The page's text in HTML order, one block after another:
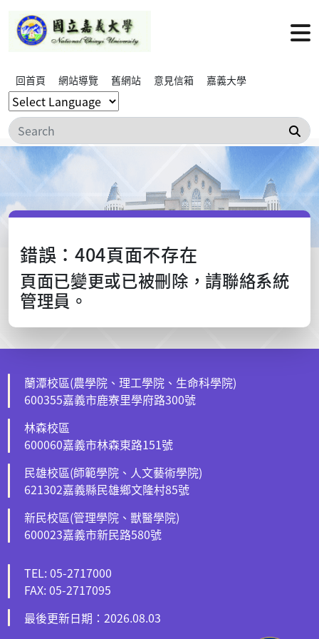
回首頁 網站導覽 舊網站 意見信箱 嘉義大學
搜
錯誤：404頁面不存在
頁面已變更或已被刪除，請聯絡系統
管理員。
蘭潭校區(農學院、理工學院、生命科學院)
600355嘉義市鹿寮里學府路300號
林森校區
600060嘉義市林森東路151號
民雄校區(師範學院、人文藝術學院)
621302嘉義縣民雄鄉文隆村85號
新民校區(管理學院、獸醫學院)
600023嘉義市新民路580號
TEL: 05-2717000
FAX: 05-2717095
最後更新日期：2026.08.03